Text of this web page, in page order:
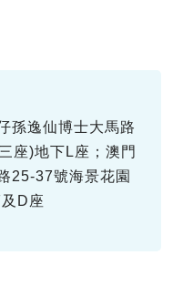
孫逸仙博士大馬路
座)地下L座；澳門
25-37號海景花園
D座